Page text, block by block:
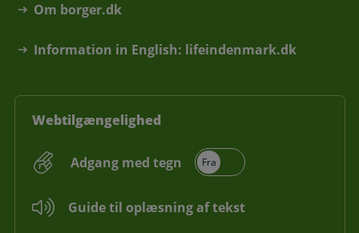
Om borger.dk
Information in English: lifeindenmark.dk
Webtilgængelighed
Adgang med tegn
Guide til oplæsning af tekst